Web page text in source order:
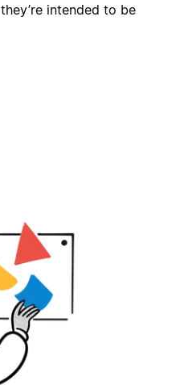
intended to be